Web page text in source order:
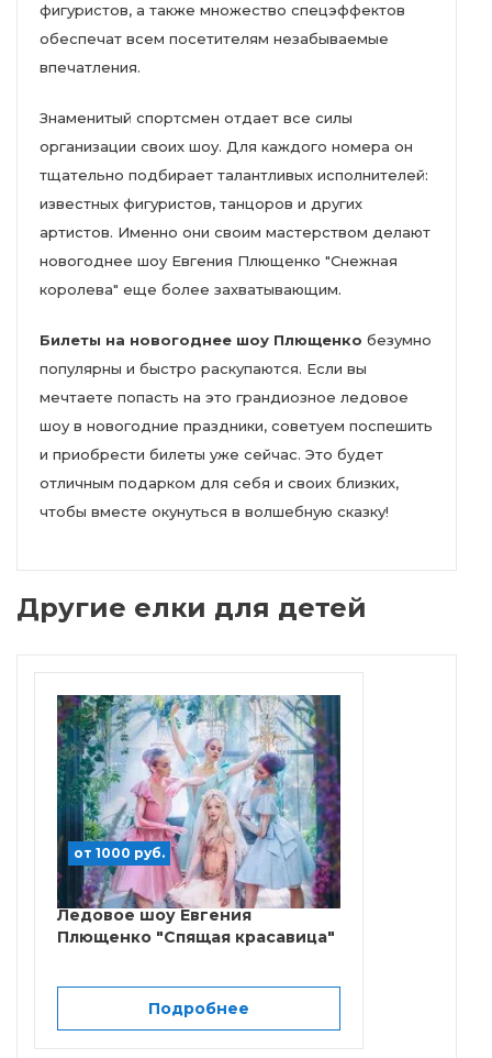
фигуристов, а также множество спецэффектов
обеспечат всем посетителям незабываемые
впечатления.
Знаменитый спортсмен отдает все силы
организации своих шоу. Для каждого номера он
тщательно подбирает талантливых исполнителей:
известных фигуристов, танцоров и других
артистов. Именно они своим мастерством делают
новогоднее шоу Евгения Плющенко "Снежная
королева" еще более захватывающим.
Билеты на новогоднее шоу Плющенко безумно
популярны и быстро раскупаются. Если вы
мечтаете попасть на это грандиозное ледовое
шоу в новогодние праздники, советуем поспешить
и приобрести билеты уже сейчас. Это будет
отличным подарком для себя и своих близких,
чтобы вместе окунуться в волшебную сказку!
Другие елки для детей
от 1000 руб.
Ледовое шоу Евгения
Плющенко "Спящая красавица"
Подробнее